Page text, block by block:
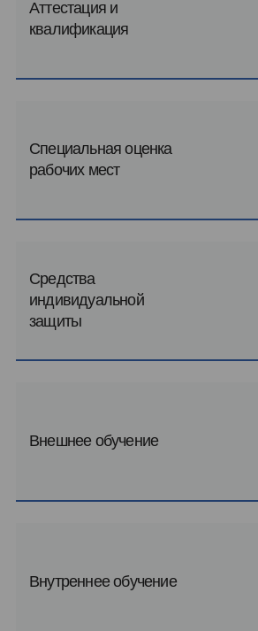
Аттестация и
квалификация
Специальная оценка
рабочих мест
Средства
индивидуальной
защиты
Внешнее обучение
Внутреннее обучение